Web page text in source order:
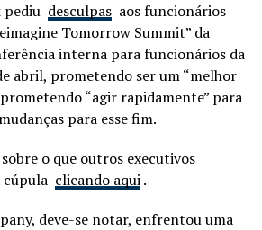
pediu desculpasaos funcionários
Tomorrow Summit” da
interna para funcionários da
abril, prometendo ser um “melhor
“agir rapidamente” para
para esse fim.
o que outros executivos
cúpula clicando aqui.
deve-se notar, enfrentou uma